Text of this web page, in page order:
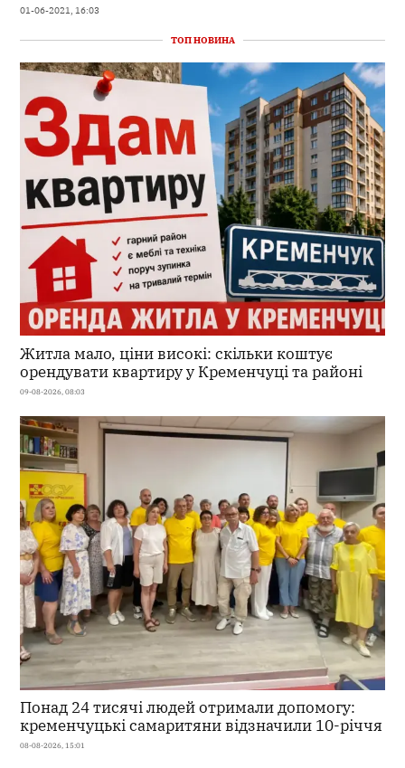
01-06-2021, 16:03
ТОП НОВИНА
Житла мало, ціни високі: скільки коштує
орендувати квартиру у Кременчуці та районі
09-08-2026, 08:03
Понад 24 тисячі людей отримали допомогу:
кременчуцькі самаритяни відзначили 10-річчя
08-08-2026, 15:01